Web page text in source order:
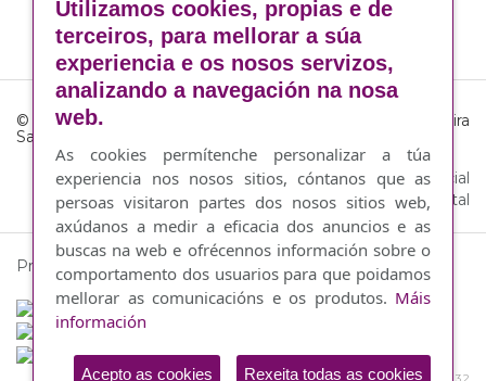
© Consello Regulador da Denominación de Orixe Ribeira
Sacra
Aviso legal·Política de cookies·
Responsabilidade Social
Corporativa· By Abertal
Proxecto financiado por:
Prioridade 3 Medida 3.2
Utilizamos cookies, propias e de
terceiros, para mellorar a súa
experiencia e os nosos servizos,
analizando a navegación na nosa
web.
As cookies permítenche personalizar a túa
experiencia nos nosos sitios, cóntanos que as
persoas visitaron partes dos nosos sitios web,
axúdanos a medir a eficacia dos anuncios e as
buscas na web e ofrécennos información sobre o
comportamento dos usuarios para que poidamos
mellorar as comunicacións e os produtos. Máis
información
Acepto as cookies Rexeita todas as cookies